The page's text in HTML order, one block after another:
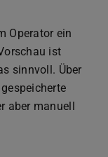
Operator ein
ist
sinnvoll. Über
aber manuell